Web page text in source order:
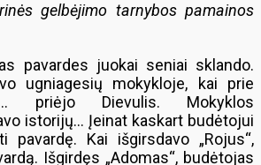
gelbėjimo tarnybos pamainos
pavardes juokai seniai sklando.
ugniagesių mokykloje, kai prie
priėjo Dievulis. Mokyklos
istorijų… Įeinat kaskart budėtojui
pavardę. Kai išgirsdavo „Rojus“,
Išgirdęs „Adomas“, budėtojas